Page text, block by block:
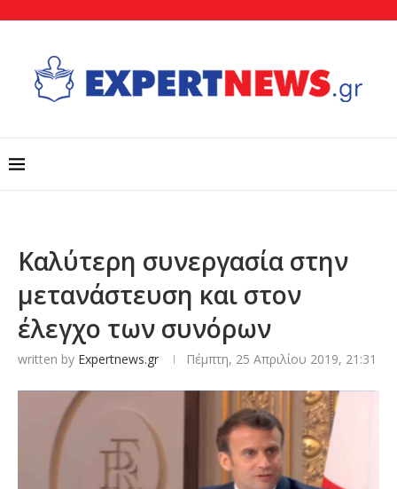
Καλύτερη συνεργασία στην
μετανάστευση και στον
έλεγχο των συνόρων
written by Expertnews.gr Πέμπτη, 25 Απριλίου 2019, 21:31